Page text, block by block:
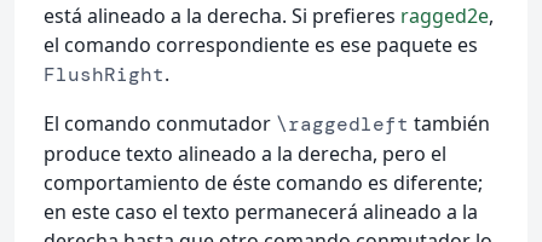
está alineado a la derecha. Si prefieres ragged2e,
el comando correspondiente es ese paquete es
FlushRight.
El comando conmutador \raggedleft también
produce texto alineado a la derecha, pero el
comportamiento de éste comando es diferente;
en este caso el texto permanecerá alineado a la